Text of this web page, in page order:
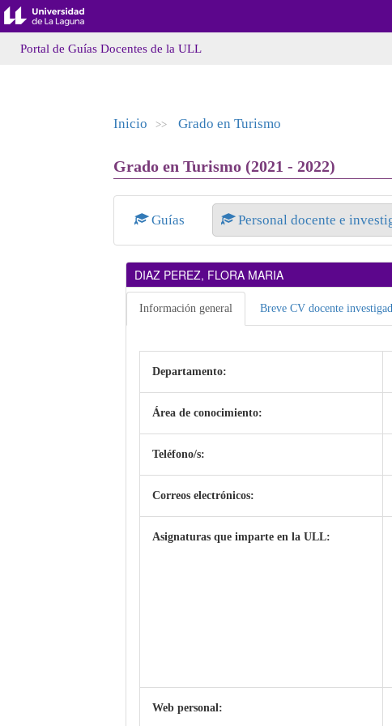
Portal de Guías Docentes de la ULL
Inicio >> Grado en Turismo
Grado en Turismo (2021 - 2022)
Guías Personal docente e
DIAZ PEREZ, FLORA MARIA
Información general Breve CV docente
Departamento:
Área de conocimiento:
Teléfono/s:
Correos electrónicos:
Asignaturas que imparte en la ULL:
Web personal: